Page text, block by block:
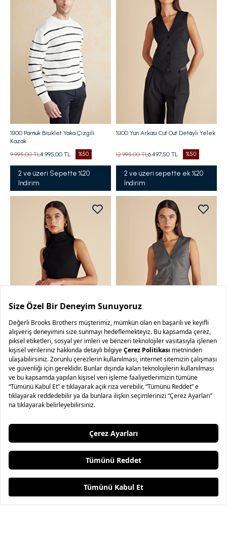
%100 Pamuk Bisiklet Yaka Çizgili
Kazak
9.995,00 TL4.995,00 TL %50
2 ve üzeri Sepette %20
Indirim
%100 Yün Arkası Cut Out Detaylı Yelek
12.995,00 TL6.497,50 TL %50
2 ve üzeri sepette ek %20
İndirim
2Renk
Balıkçı Yaka Kolsuz Rayon Kazak
4.995,00 TL2.497,50 TL %50
2 ve üzeri sepette ek %20
İndirim
Yün Karışımlı Arkası Cut Out Detaylı
Yelek
12.995,00 TL6.497,50 TL %50
2 ve üzeri sepette ek %20
Anasayfa Ara Sepet Favori Hesabım